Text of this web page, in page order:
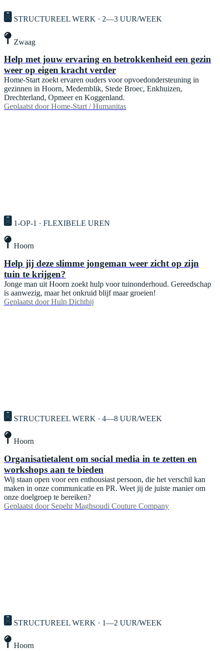
STRUCTUREEL WERK · 2—3 UUR/WEEK
Zwaag
Help met jouw ervaring en betrokkenheid een gezin
weer op eigen kracht verder
Home-Start zoekt ervaren ouders voor opvoedondersteuning in
gezinnen in Hoorn, Medemblik, Stede Broec, Enkhuizen,
Drechterland, Opmeer en Koggenland.
Geplaatst door Home-Start / Humanitas
1-OP-1 · FLEXIBELE UREN
Hoorn
Help jij deze slimme jongeman weer zicht op zijn
tuin te krijgen?
Jonge man uit Hoorn zoekt hulp voor tuinonderhoud. Gereedschap
is aanwezig, maar het onkruid blijf maar groeien!
Geplaatst door Hulp Dichtbij
STRUCTUREEL WERK · 4—8 UUR/WEEK
Hoorn
Organisatietalent om social media in te zetten en
workshops aan te bieden
Wij staan open voor een enthousiast persoon, die het verschil kan
maken in onze communicatie en PR. Weet jij de juiste manier om
onze doelgroep te bereiken?
Geplaatst door Sepehr Maghsoudi Couture Company
STRUCTUREEL WERK · 1—2 UUR/WEEK
Hoorn